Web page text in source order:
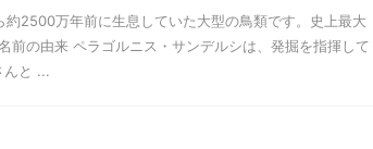
2500万年前に生息していた大型の鳥類です。史上最大
の由来 ペラゴルニス・サンデルシは、発掘を指揮して
んと ...